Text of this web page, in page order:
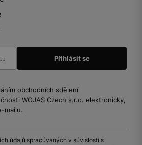
obchodních sdělení
WOJAS Czech s.r.o. elektronicky,
mailu.
údajů spracúvaných v súvislosti s